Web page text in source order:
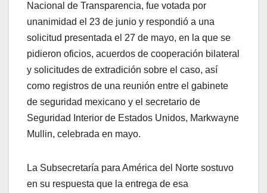
Nacional de Transparencia, fue votada por
unanimidad el 23 de junio y respondió a una
solicitud presentada el 27 de mayo, en la que se
pidieron oficios, acuerdos de cooperación bilateral
y solicitudes de extradición sobre el caso, así
como registros de una reunión entre el gabinete
de seguridad mexicano y el secretario de
Seguridad Interior de Estados Unidos, Markwayne
Mullin, celebrada en mayo.
La Subsecretaría para América del Norte sostuvo
en su respuesta que la entrega de esa